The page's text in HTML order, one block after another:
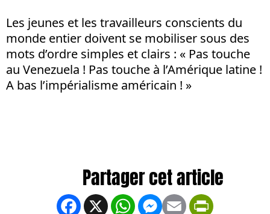
Les jeunes et les travailleurs conscients du
monde entier doivent se mobiliser sous des
mots d’ordre simples et clairs : « Pas touche
au Venezuela ! Pas touche à l’Amérique latine !
A bas l’impérialisme américain ! »
Facebook
X WhatsApp
Messenger
Email